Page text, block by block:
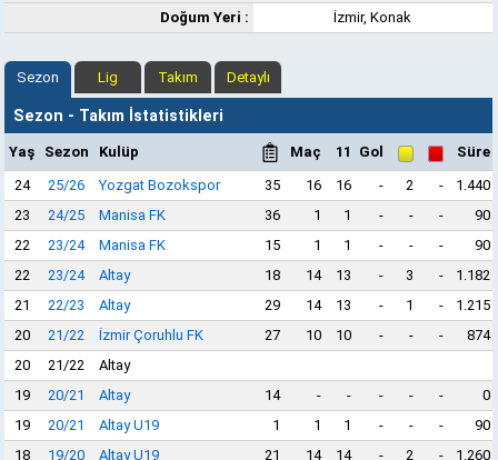
Doğum Yeri :
İzmir, Konak
Sezon Lig Takım Detaylı
Sezon - Takım İstatistikleri
Yaş Sezon Kulüp Maç 11 Gol
Süre
24
25/26 Yozgat Bozokspor 35 16 16 - 2 -
1.440
23
24/25 Manisa FK 36 1 1 - - -
90
22
23/24 Manisa FK 15 1 1 - - -
90
22
23/24 Altay 18 14 13 - 3 -
1.182
21
22/23 Altay 29 14 13 - 1 -
1.215
20
21/22 İzmir Çoruhlu FK 27 10 10 - - -
874
20
21/22
Altay
19
20/21 Altay 14 - - - - -
0
19
20/21 Altay U19 1 1 1 - - -
90
18
19/20 Altay U19 21 14 14 - 2 - 1.260